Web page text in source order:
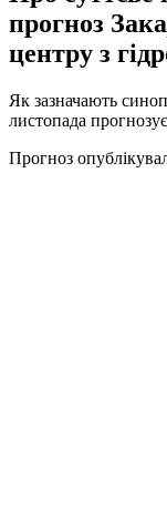
прогноз
центру з
Як зазначають
листопада
Прогноз